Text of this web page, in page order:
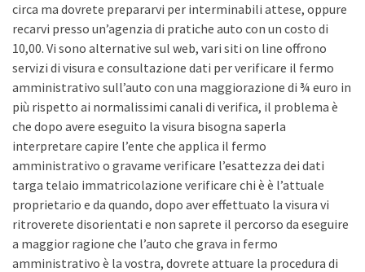
circa ma dovrete prepararvi per interminabili attese, oppure
recarvi presso un’agenzia di pratiche auto con un costo di
10,00. Vi sono alternative sul web, vari siti on line offrono
servizi di visura e consultazione dati per verificare il fermo
amministrativo sull’auto con una maggiorazione di ¾ euro in
più rispetto ai normalissimi canali di verifica, il problema è
che dopo avere eseguito la visura bisogna saperla
interpretare capire l’ente che applica il fermo
amministrativo o gravame verificare l’esattezza dei dati
targa telaio immatricolazione verificare chi è è l’attuale
proprietario e da quando, dopo aver effettuato la visura vi
ritroverete disorientati e non saprete il percorso da eseguire
a maggior ragione che l’auto che grava in fermo
amministrativo è la vostra, dovrete attuare la procedura di